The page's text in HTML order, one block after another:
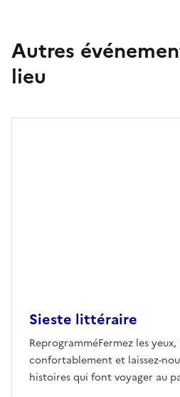
Autres
lieu
Sieste littéraire
ReprogramméFermez les
confortablement et laissez-
histoires qui font voyager au